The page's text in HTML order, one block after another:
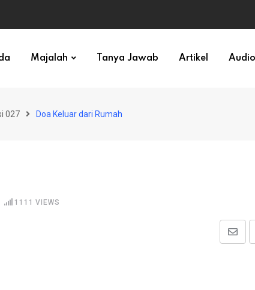
Majalah Tanya Jawab Artikel Audio
027 Doa Keluar dari Rumah
1111 VIEWS
Share